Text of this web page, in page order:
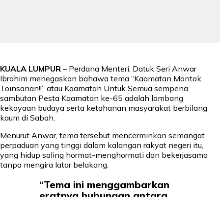
KUALA LUMPUR – Perdana Menteri, Datuk Seri Anwar
Ibrahim menegaskan bahawa tema “Kaamatan Montok
Toinsanan!!” atau Kaamatan Untuk Semua sempena
sambutan Pesta Kaamatan ke-65 adalah lambang
kekayaan budaya serta ketahanan masyarakat berbilang
kaum di Sabah.
Menurut Anwar, tema tersebut mencerminkan semangat
perpaduan yang tinggi dalam kalangan rakyat negeri itu,
yang hidup saling hormat-menghormati dan bekerjasama
tanpa mengira latar belakang.
“Tema ini menggambarkan